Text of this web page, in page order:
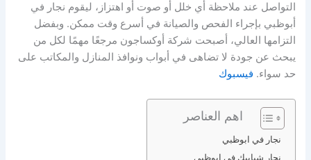
التواصل عند ملاحظة أي خلل أو صوت أو اهتزاز، ليقوم نجار في
أبوظبي بإجراء الفحص والصيانة في أسرع وقت ممكن. وبفضل
التزامها العالي، أصبحت شركة أوكساجون مرجعًا مهمًا لكل من
يبحث عن جودة لا تضاهى في أبواب ونوافذ المنازل والمكاتب على
حد سواء. فيسبوك
اهم العناصر
نجار في ابوظبي
نجار شبابيك في ابوظبي